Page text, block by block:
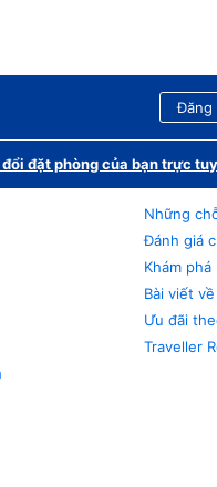
Đăng
đặt phòng của bạn trực
Những
Đánh giá
Khám
Bài viết
Ưu đãi
Traveller